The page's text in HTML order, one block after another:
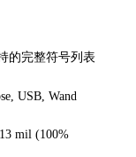
持的完整符号列表
USB, Wand
mil (100%